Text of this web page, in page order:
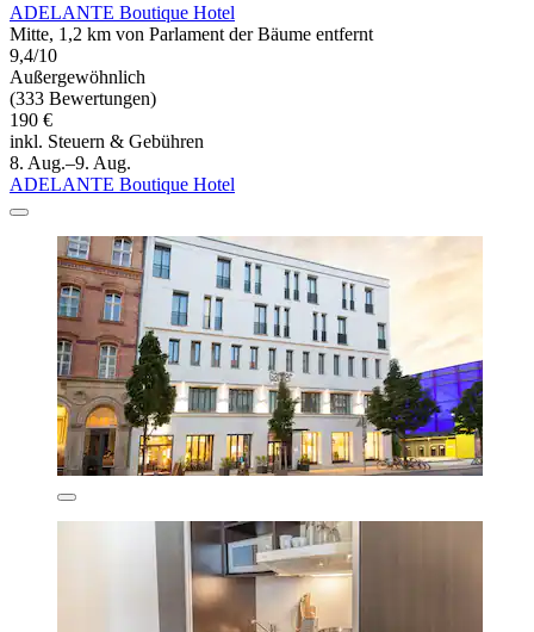
ADELANTE Boutique Hotel
Mitte, 1,2 km von Parlament der Bäume entfernt
9,4/10
Außergewöhnlich
(333 Bewertungen)
190 €
inkl. Steuern & Gebühren
8. Aug.–9. Aug.
ADELANTE Boutique Hotel